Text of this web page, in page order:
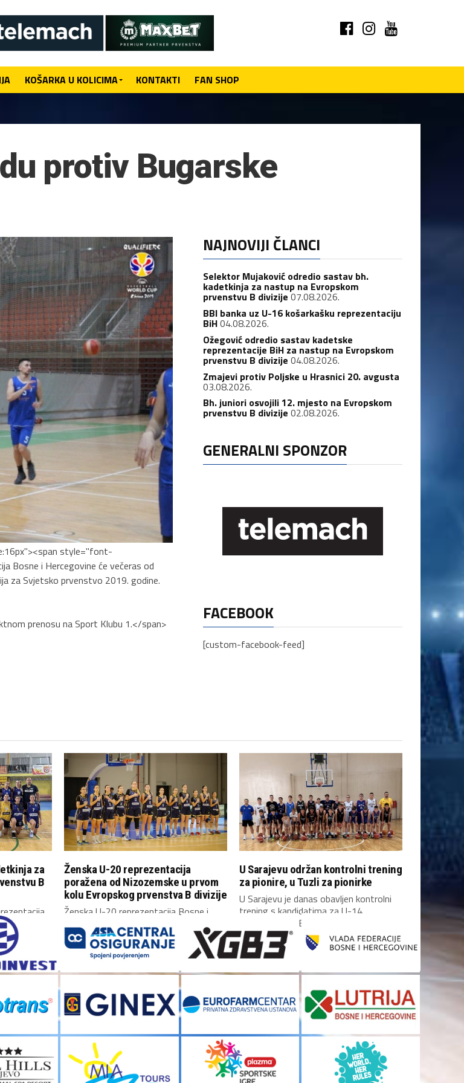
KOŠARKA U KOLICIMA KONTAKTI FAN SHOP
protiv Bugarske
style="font-
Bosne i Hercegovine će večeras od
za Svjetsko prvenstvo 2019. godine.
prenosu na Sport Klubu 1.</span>
NAJNOVIJI ČLANCI
Selektor Mujaković odredio sastav bh.
kadetkinja za nastup na Evropskom
prvenstvu B divizije 07.08.2026.
BBI banka uz U-16 košarkašku reprezentaciju
BiH04.08.2026.
Ožegović odredio sastav kadetske
reprezentacije BiH za nastup na Evropskom
prvenstvu B divizije 04.08.2026.
Zmajevi protiv Poljske u Hrasnici 20. avgusta
03.08.2026.
Bh. juniori osvojili 12. mjesto na Evropskom
prvenstvu B divizije 02.08.2026.
GENERALNI SPONZOR
FACEBOOK
[custom-facebook-feed]
za
B
danas u
Ženska U-20 reprezentacija
poražena od Nizozemske u prvom
kolu Evropskog prvenstva B divizije
Ženska U-20 reprezentacija Bosne i
Hercegovine upisala je poraz u prvom
kolu Evropskog prvenstva...
U Sarajevu održan kontrolni trening
za pionire, u Tuzli za pionirke
U Sarajevu je danas obavljen kontrolni
trening s kandidatima za U-14
reprezentaciju Bosne i...